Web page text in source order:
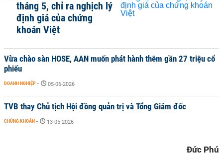
tháng 5, chỉ ra nghịch lý
định giá của chứng
khoán Việt
Vừa chào sàn HOSE, AAN muốn phát hành thêm gần 27 triệu cổ
phiếu
DOANH NGHIỆP - 05-06-2026
TVB thay Chủ tịch Hội đồng quản trị và Tổng Giám đốc
CHỨNG KHOÁN - 13-05-2026
Đức Phú